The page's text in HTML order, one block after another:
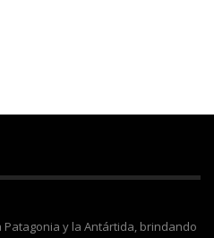
y la Antártida, brindando